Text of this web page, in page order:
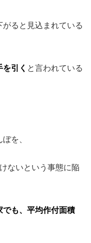
ると見込まれている
引く と言われている
を、
ないという事態に陥
でも、平均作付面積